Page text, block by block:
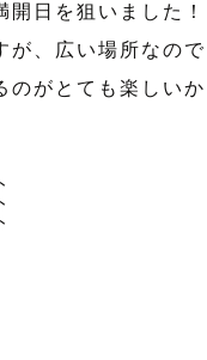
日を狙いました
が、広い場所なの
がとても楽しいか